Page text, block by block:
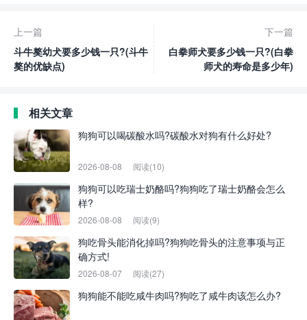
上一篇
斗牛獒幼犬要多少钱一只?(斗牛
獒的优缺点)
下一篇
白拳师犬要多少钱一只?(白拳
师犬的寿命是多少年)
相关文章
狗狗可以喝碳酸水吗?碳酸水对狗有什么好处?
2026-08-08 阅读(10)
狗狗可以吃瑞士奶酪吗?狗狗吃了瑞士奶酪会怎么
样?
2026-08-08 阅读(9)
狗吃骨头能消化掉吗?狗狗吃骨头的注意事项与正
确方式!
2026-08-07 阅读(27)
狗狗能不能吃咸牛肉吗?狗吃了咸牛肉该怎么办?